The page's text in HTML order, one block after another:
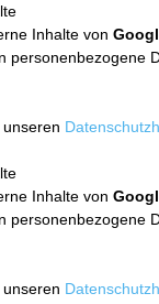
Inhalte von
personenbezogene
Inhalte von
personenbezogene